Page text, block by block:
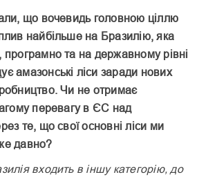
що вочевидь головною ціллю
найбільше на Бразилію, яка
програмно та на державному рівні
амазонські ліси заради нових
Чи не отримає
перевагу в ЄС над
те, що свої основні ліси ми
давно?
входить в іншу категорію, до